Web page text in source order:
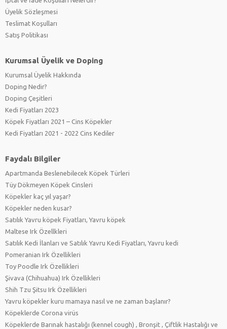
Üyelik Sözleşmesi
Teslimat Koşulları
Satış Politikası
Kurumsal Üyelik ve Doping
Kurumsal Üyelik Hakkında
Doping Nedir?
Doping Çeşitleri
Kedi Fiyatları 2023
Köpek Fiyatları 2021 – Cins Köpekler
Kedi Fiyatları 2021 - 2022 Cins Kediler
Faydalı Bilgiler
Apartmanda Beslenebilecek Köpek Türleri
Tüy Dökmeyen Köpek Cinsleri
Köpekler kaç yıl yaşar?
Köpekler neden kusar?
Satılık Yavru köpek Fiyatları, Yavru köpek
Maltese Irk Özellkleri
Satılık Kedi İlanları ve Satılık Yavru Kedi Fiyatları, Yavru kedi
Pomeranian Irk Özellikleri
Toy Poodle Irk Özellikleri
Şivava (Chihuahua) Irk Özellikleri
Shih Tzu Şitsu Irk Özellikleri
Yavru köpekler kuru mamaya nasıl ve ne zaman başlanır?
Köpeklerde Corona virüs
Köpeklerde Barınak hastalığı (kennel cough) , Bronşit , Çiftlik Hastalığı ve